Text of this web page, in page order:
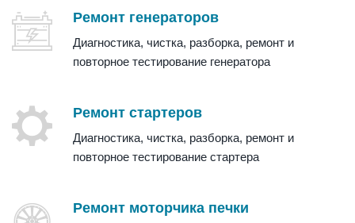
Ремонт генераторов
Диагностика, чистка, разборка, ремонт и
повторное тестирование генератора
Ремонт стартеров
Диагностика, чистка, разборка, ремонт и
повторное тестирование стартера
Ремонт моторчика печки